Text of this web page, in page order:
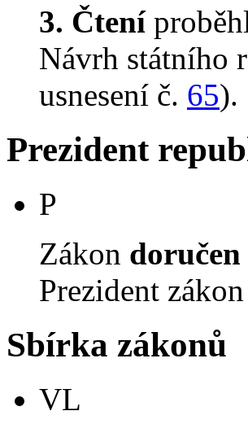
3. Čtení
Návrh státního
usnesení č. 65).
Prezident
P
Zákon
Prezident zákon
Sbírka zákonů
VL